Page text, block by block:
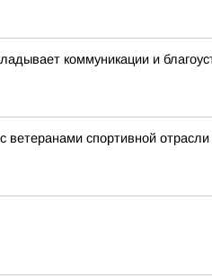
коммуникации и
ветеранами спортивной отрасли